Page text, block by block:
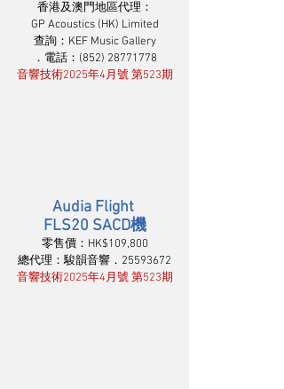
香港及澳門地區代理：
GP Acoustics (HK) Limited
查詢：KEF Music Gallery
．電話：(852) 28771778
音響技術2025年4月號 第523期
Audia Flight
FLS20 SACD機
零售價：HK$109,800
總代理：駿韻音響．25593672
音響技術2025年4月號 第523期